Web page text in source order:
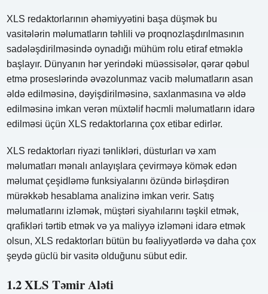
XLS redaktorlarının əhəmiyyətini başa düşmək bu
vasitələrin məlumatların təhlili və proqnozlaşdırılmasının
sadələşdirilməsində oynadığı mühüm rolu etiraf etməklə
başlayır. Dünyanın hər yerindəki müəssisələr, qərar qəbul
etmə proseslərində əvəzolunmaz vacib məlumatların asan
əldə edilməsinə, dəyişdirilməsinə, saxlanmasına və əldə
edilməsinə imkan verən müxtəlif həcmli məlumatların idarə
edilməsi üçün XLS redaktorlarına çox etibar edirlər.
XLS redaktorları riyazi tənlikləri, düsturları və xam
məlumatları mənalı anlayışlara çevirməyə kömək edən
məlumat çeşidləmə funksiyalarını özündə birləşdirən
mürəkkəb hesablama analizinə imkan verir. Satış
məlumatlarını izləmək, müştəri siyahılarını təşkil etmək,
qrafikləri tərtib etmək və ya maliyyə izləməni idarə etmək
olsun, XLS redaktorları bütün bu fəaliyyətlərdə və daha çox
şeydə güclü bir vasitə olduğunu sübut edir.
1.2 XLS Təmir Aləti